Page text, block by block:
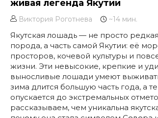
живая легенда Якутии
Виктория Роготнева ~14 мин.
Якутская лошадь — не просто
порода, а часть самой Якутии: её
просторов, кочевой культуры и
жизни. Эти невысокие, крепкие и
выносливые лошади умеют
зима длится большую часть года, а
опускается до экстремальных
рассказываем, чем уникальна